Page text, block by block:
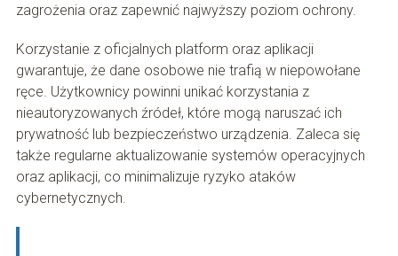
zagrożenia oraz zapewnić najwyższy poziom ochrony.
Korzystanie z oficjalnych platform oraz aplikacji
gwarantuje, że dane osobowe nie trafią w niepowołane
ręce. Użytkownicy powinni unikać korzystania z
nieautoryzowanych źródeł, które mogą naruszać ich
prywatność lub bezpieczeństwo urządzenia. Zaleca się
także regularne aktualizowanie systemów operacyjnych
oraz aplikacji, co minimalizuje ryzyko ataków
cybernetycznych.